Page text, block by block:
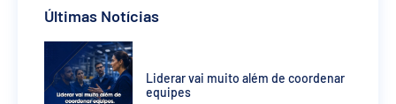
Últimas Notícias
Liderar vai muito além de coordenar
equipes